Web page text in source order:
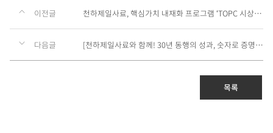
이전글 천하제일사료, 핵심가치 내재화 프로그램 ‘TOPC 시상’으로 조직 문화 결속력 강화
다음글 [천하제일사료와 함께! 30년 동행의 성과, 숫자로 증명하다]
목록